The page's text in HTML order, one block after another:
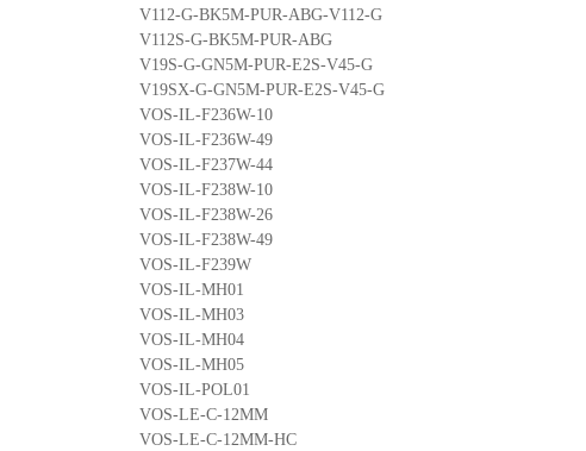
V112-G-BK5M-PUR-ABG-V112-G
V112S-G-BK5M-PUR-ABG
V19S-G-GN5M-PUR-E2S-V45-G
V19SX-G-GN5M-PUR-E2S-V45-G
VOS-IL-F236W-10
VOS-IL-F236W-49
VOS-IL-F237W-44
VOS-IL-F238W-10
VOS-IL-F238W-26
VOS-IL-F238W-49
VOS-IL-F239W
VOS-IL-MH01
VOS-IL-MH03
VOS-IL-MH04
VOS-IL-MH05
VOS-IL-POL01
VOS-LE-C-12MM
VOS-LE-C-12MM-HC